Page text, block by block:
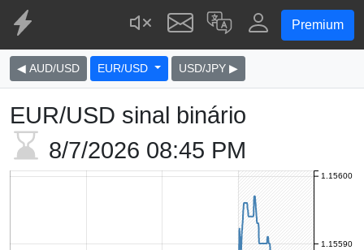
Premium
◀ AUD/USD EUR/USD USD/JPY ▶
EUR/USD sinal binário
8/7/2026 08:45 PM
1.15590
1.15600